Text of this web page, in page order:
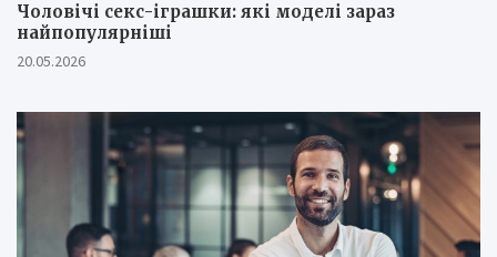
Чоловічі секс-іграшки: які моделі зараз
найпопулярніші
20.05.2026